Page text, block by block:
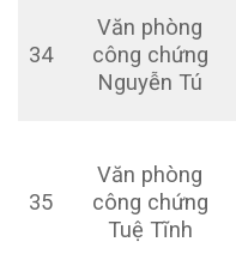
34
Văn phòng
công chứng
Nguyễn Tú
35
Văn phòng
công chứng
Tuệ Tĩnh